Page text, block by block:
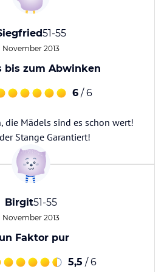
51-55
November 2013
bis zum Abwinken
6 / 6
die Mädels sind es schon wert!
Stange Garantiert!
Birgit51-55
November 2013
Faktor pur
5,5 / 6